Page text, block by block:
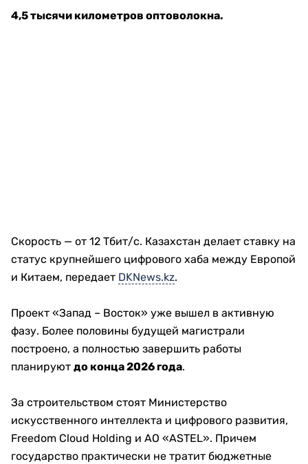
4,5 тысячи километров оптоволокна.
Скорость — от 12 Тбит/с. Казахстан делает ставку на
статус крупнейшего цифрового хаба между Европой
и Китаем, передает DKNews.kz.
Проект «Запад – Восток» уже вышел в активную
фазу. Более половины будущей магистрали
построено, а полностью завершить работы
планируют до конца 2026 года.
За строительством стоят Министерство
искусственного интеллекта и цифрового развития,
Freedom Cloud Holding и АО «ASTEL». Причем
государство практически не тратит бюджетные